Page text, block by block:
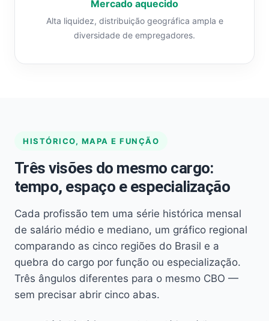
Mercado aquecido
Alta liquidez, distribuição geográfica ampla e
diversidade de empregadores.
HISTÓRICO, MAPA E FUNÇÃO
Três visões do mesmo cargo:
tempo, espaço e especialização
Cada profissão tem uma série histórica mensal
de salário médio e mediano, um gráfico regional
comparando as cinco regiões do Brasil e a
quebra do cargo por função ou especialização.
Três ângulos diferentes para o mesmo CBO —
sem precisar abrir cinco abas.